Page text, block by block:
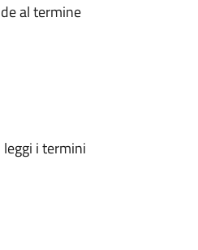
al termine
i termini